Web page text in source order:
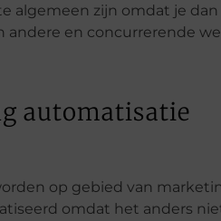
algemeen zijn omdat je
en concurrerende
automatisatie
op gebied van
omdat het anders